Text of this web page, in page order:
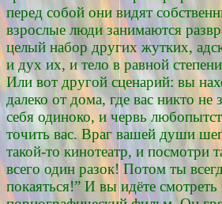
перед собой они видят
взрослые люди занимаются
целый набор других жутких,
и дух их, и тело в равной
Или вот другой сценарий: вы
далеко от дома, где вас никто не
себя одиноко, и червь
точить вас. Враг вашей души
такой-то кинотеатр, и посмотри
всего один разок! Потом ты
покаяться!” И вы идёте